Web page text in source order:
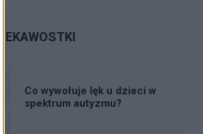
CIEKAWOSTKI
Co wywołuje lęk u dzieci w
spektrum autyzmu?